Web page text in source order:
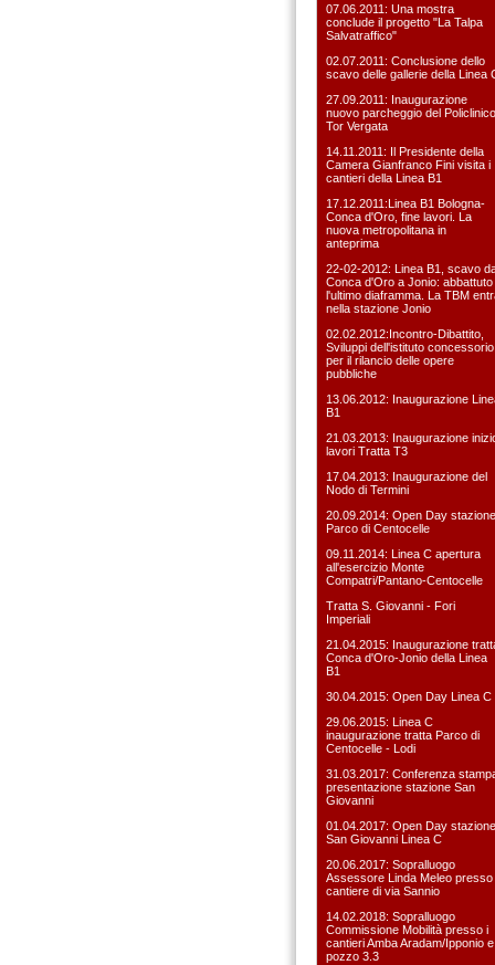
07.06.2011: Una mostra
conclude il progetto "La Talpa
Salvatraffico"
02.07.2011: Conclusione dello
scavo delle gallerie della Linea
27.09.2011: Inaugurazione
nuovo parcheggio del Policlinico
Tor Vergata
14.11.2011: Il Presidente della
Camera Gianfranco Fini visita i
cantieri della Linea B1
17.12.2011:Linea B1 Bologna-
Conca d'Oro, fine lavori. La
nuova metropolitana in
anteprima
22-02-2012: Linea B1, scavo
Conca d'Oro a Jonio: abbattuto
l'ultimo diaframma. La TBM
nella stazione Jonio
02.02.2012:Incontro-Dibattito,
Sviluppi dell'istituto concessorio
per il rilancio delle opere
pubbliche
13.06.2012: Inaugurazione
B1
21.03.2013: Inaugurazione
lavori Tratta T3
17.04.2013: Inaugurazione del
Nodo di Termini
20.09.2014: Open Day stazione
Parco di Centocelle
09.11.2014: Linea C apertura
all'esercizio Monte
Compatri/Pantano-Centocelle
Tratta S. Giovanni - Fori
Imperiali
21.04.2015: Inaugurazione
Conca d'Oro-Jonio della Linea
B1
30.04.2015: Open Day Linea C
29.06.2015: Linea C
inaugurazione tratta Parco di
Centocelle - Lodi
31.03.2017: Conferenza
presentazione stazione San
Giovanni
01.04.2017: Open Day stazione
San Giovanni Linea C
20.06.2017: Sopralluogo
Assessore Linda Meleo presso
cantiere di via Sannio
14.02.2018: Sopralluogo
Commissione Mobilità presso i
cantieri Amba Aradam/Ipponio e
pozzo 3.3